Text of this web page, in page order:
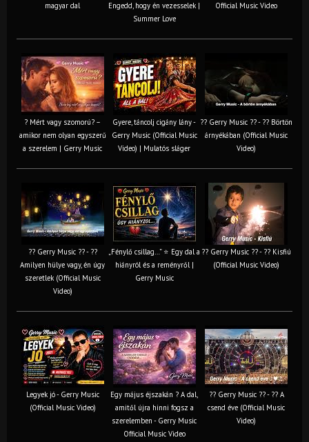
magyar dal
Engedd, hogy én vezesselek |
Summer Love
Official Music Video
? Mért vagy szomorú? –
amikor nem olyan egyszerű
a szerelem | Gerry Music
Gyere, táncolj cigány lány -
Gerry Music (Official Music
Video) | Mulatós sláger
?? Gerry Music ?? - ?? Börtön
árnyékában (Official Music
Video)
?? Gerry Music ?? - ??
Amilyen hülye vagy, én úgy
szeretlek (Official Music
Video)
„Fénylő csillag…” ⭐ Egy dal a
hiányról és a reményről |
Gerry Music
?? Gerry Music ?? - ?? Kisfiú
(Official Music Video)
Legyek jó - Gerry Music
(Official Music Video)
Egy május éjszakán ? A dal,
amitől újra hinni fogsz a
szerelemben - Gerry Music
Official Music Video
?? Gerry Music ?? - ?? A
csend éve (Official Music
Video)